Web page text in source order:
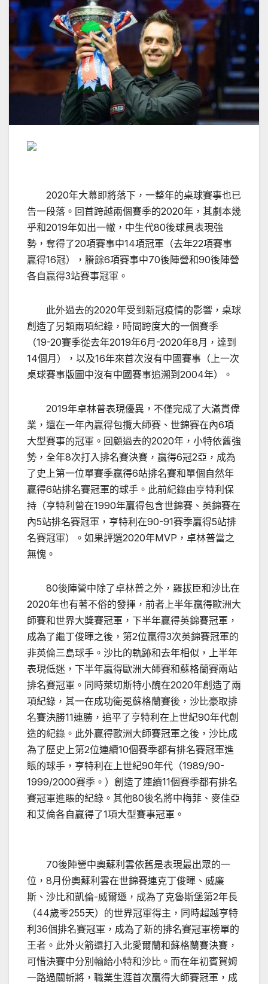
2020年大幕即將落下，一整年的桌球賽事也已
告一段落。回首跨越兩個賽季的2020年，其劇本幾
乎和2019年如出一轍，中生代80後球員表現強
勢，奪得了20項賽事中14項冠軍（去年22項賽事
贏得16冠），賸餘6項賽事中70後陣營和90後陣營
各自贏得3站賽事冠軍。
此外過去的2020年受到新冠疫情的影響，桌球
創造了另類兩項紀錄，時間跨度大的一個賽季
（19-20賽季從去年2019年6月-2020年8月，達到
14個月），以及16年來首次沒有中國賽事（上一次
桌球賽事版圖中沒有中國賽事追溯到2004年）。
2019年卓林普表現優異，不僅完成了大滿貫偉
業，還在一年內贏得包攬大師賽、世錦賽在內6項
大型賽事的冠軍。回顧過去的2020年，小特依舊強
勢，全年8次打入排名賽決賽，贏得6冠2亞，成為
了史上第一位單賽季贏得6站排名賽和單個自然年
贏得6站排名賽冠軍的球手。此前紀錄由亨特利保
持（亨特利曾在1990年贏得包含世錦賽、英錦賽在
內5站排名賽冠軍，亨特利在90-91賽季贏得5站排
名賽冠軍）。如果評選2020年MVP，卓林普當之
無愧。
80後陣營中除了卓林普之外，羅拔臣和沙比在
2020年也有著不俗的發揮，前者上半年贏得歐洲大
師賽和世界大獎賽冠軍，下半年贏得英錦賽冠軍，
成為了繼丁俊暉之後，第2位贏得3次英錦賽冠軍的
非英倫三島球手。沙比的軌跡和去年相似，上半年
表現低迷，下半年贏得歐洲大師賽和蘇格蘭賽兩站
排名賽冠軍。同時萊切斯特小醜在2020年創造了兩
項紀錄，其一在成功衛冕蘇格蘭賽後，沙比豪取排
名賽決勝11連勝，追平了亨特利在上世紀90年代創
造的紀錄。此外贏得歐洲大師賽冠軍之後，沙比成
為了歷史上第2位連續10個賽季都有排名賽冠軍進
賬的球手，亨特利在上世紀90年代（1989/90-
1999/2000賽季。）創造了連續11個賽季都有排名
賽冠軍進賬的紀錄。其他80後名將中梅菲、麥佳亞
和艾倫各自贏得了1項大型賽事冠軍。
70後陣營中奧蘇利雲依舊是表現最出眾的一
位，8月份奧蘇利雲在世錦賽連克丁俊暉、威廉
斯、沙比和凱倫-威爾遜，成為了克魯斯堡第2年長
（44歲零255天）的世界冠軍得主，同時超越亨特
利36個排名賽冠軍，成為了新的排名賽冠軍榜單的
王者。此外火箭還打入北愛爾蘭和蘇格蘭賽決賽，
可惜決賽中分別輸給小特和沙比。而在年初賓賀姆
一路過關斬將，職業生涯首次贏得大師賽冠軍，成